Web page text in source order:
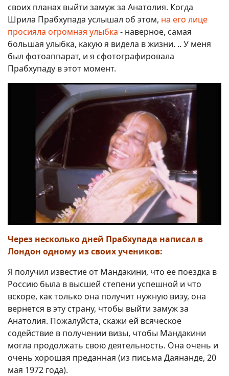
своих планах выйти замуж за Анатолия. Когда
Шрила Прабхупада услышал об этом, на его лице
просияла огромная улыбка - наверное, самая
большая улыбка, какую я видела в жизни. .. У меня
был фотоаппарат, и я сфотографировала
Прабхупаду в этот момент.
Через несколько дней Прабхупада написал в
Лондон одному из своих учеников:
Я получил известие от Мандакини, что ее поездка в
Россию была в высшей степени успешной и что
вскоре, как только она получит нужную визу, она
вернется в эту страну, чтобы выйти замуж за
Анатолия. Пожалуйста, скажи ей всяческое
содействие в получении визы, чтобы Мандакини
могла продолжать свою деятельность. Она очень и
очень хорошая преданная (из письма Даянанде, 20
мая 1972 года).